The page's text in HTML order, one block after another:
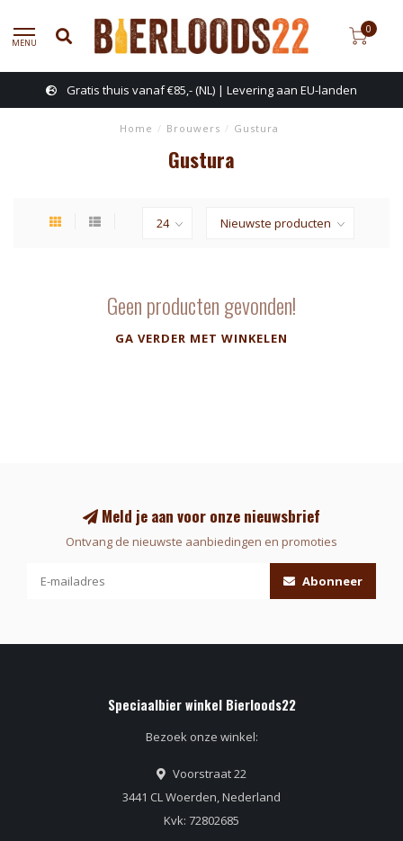
MENU
0
Gratis thuis vanaf €85,- (NL) | Levering aan EU-landen
Home / Brouwers / Gustura
Gustura
Geen producten gevonden!
GA VERDER MET WINKELEN
Meld je aan voor onze nieuwsbrief
Ontvang de nieuwste aanbiedingen en promoties
Abonneer
Speciaalbier winkel Bierloods22
Bezoek onze winkel:
Voorstraat 22
3441 CL Woerden, Nederland
Kvk: 72802685